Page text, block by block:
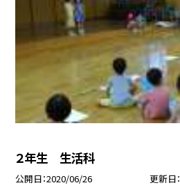
２年生 生活科
公開日 2020/06/26 更新日